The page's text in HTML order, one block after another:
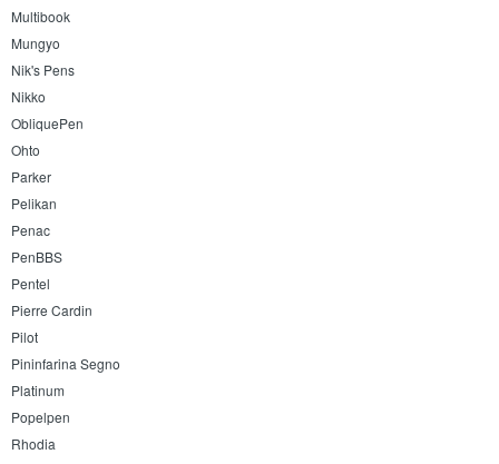
Multibook
Mungyo
Nik's Pens
Nikko
ObliquePen
Ohto
Parker
Pelikan
Penac
PenBBS
Pentel
Pierre Cardin
Pilot
Pininfarina Segno
Platinum
Popelpen
Rhodia